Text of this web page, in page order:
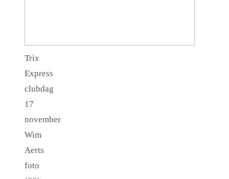
Trix
Express
clubdag
17
november
Wim
Aerts
foto